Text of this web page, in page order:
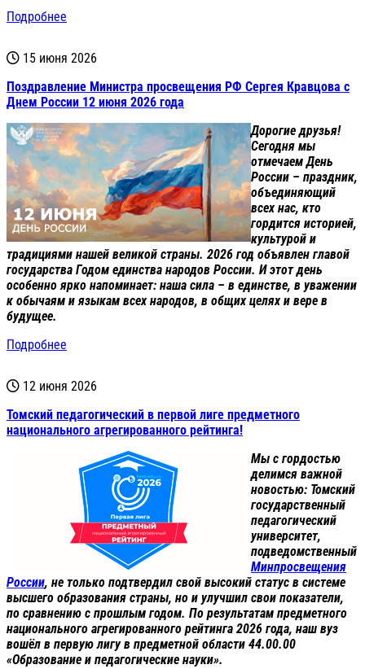
Подробнее
15 июня 2026
Поздравление Министра просвещения РФ Сергея Кравцова с
Днем России 12 июня 2026 года
Дорогие друзья!
Сегодня мы
отмечаем День
России – праздник,
объединяющий
всех нас, кто
гордится историей,
культурой и
традициями нашей великой страны. 2026 год объявлен главой
государства Годом единства народов России. И этот день
особенно ярко напоминает: наша сила – в единстве, в уважении
к обычаям и языкам всех народов, в общих целях и вере в
будущее.
Подробнее
12 июня 2026
Томский педагогический в первой лиге предметного
национального агрегированного рейтинга!
Мы с гордостью
делимся важной
новостью: Томский
государственный
педагогический
университет,
подведомственный
Минпросвещения
России, не только подтвердил свой высокий статус в системе
высшего образования страны, но и улучшил свои показатели,
по сравнению с прошлым годом. По результатам предметного
национального агрегированного рейтинга 2026 года, наш вуз
вошёл в первую лигу в предметной области 44.00.00
«Образование и педагогические науки».